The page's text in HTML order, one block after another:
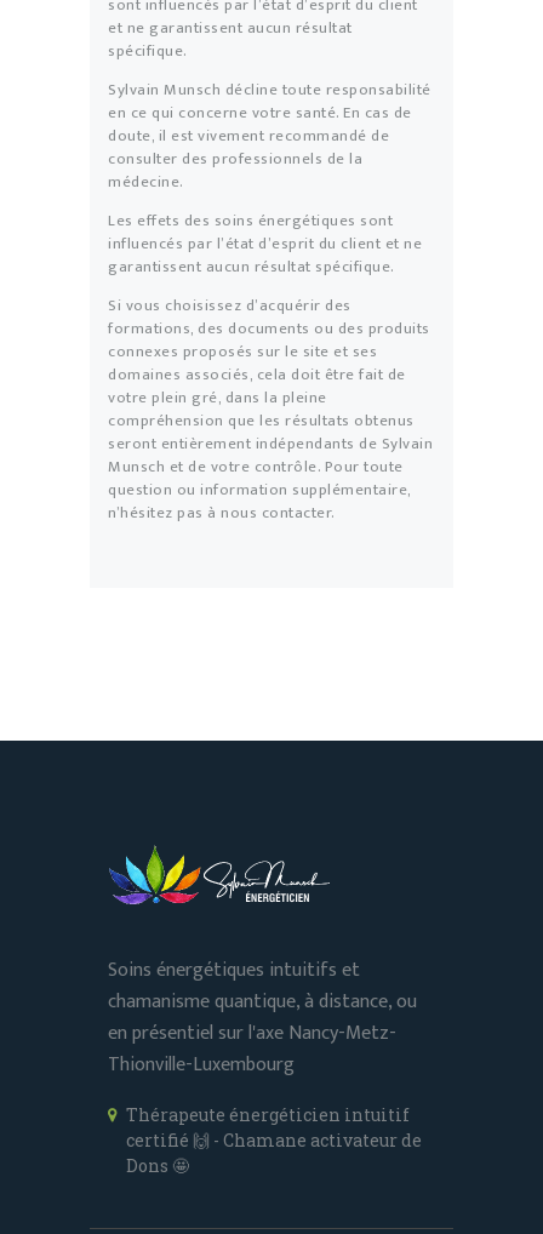
et ne garantissent aucun résultat
spécifique.
Sylvain Munsch décline toute responsabilité
en ce qui concerne votre santé. En cas de
doute, il est vivement recommandé de
consulter des professionnels de la
médecine.
Les effets des soins énergétiques sont
influencés par l’état d’esprit du client et ne
garantissent aucun résultat spécifique.
Si vous choisissez d’acquérir des
formations, des documents ou des produits
connexes proposés sur le site et ses
domaines associés, cela doit être fait de
votre plein gré, dans la pleine
compréhension que les résultats obtenus
seront entièrement indépendants de Sylvain
Munsch et de votre contrôle. Pour toute
question ou information supplémentaire,
n’hésitez pas à nous contacter.
Soins énergétiques intuitifs et
chamanisme quantique, à distance, ou
en présentiel sur l'axe Nancy-Metz-
Thionville-Luxembourg
Thérapeute énergéticien intuitif
certifié 🙌 - Chamane activateur de
Dons 🤩